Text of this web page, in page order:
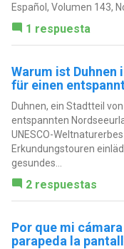
Español, Volumen 143,
1 respuesta
Warum ist Duhnen
für einen
Duhnen, ein Stadtteil
entspannten
UNESCO-
Erkundungstouren
gesundes...
2 respuestas
Por que mi
parapeda la